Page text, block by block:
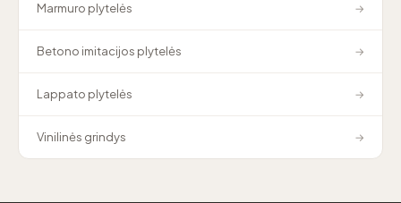
Marmuro plytelės →
Betono imitacijos plytelės →
Lappato plytelės →
Vinilinės grindys →